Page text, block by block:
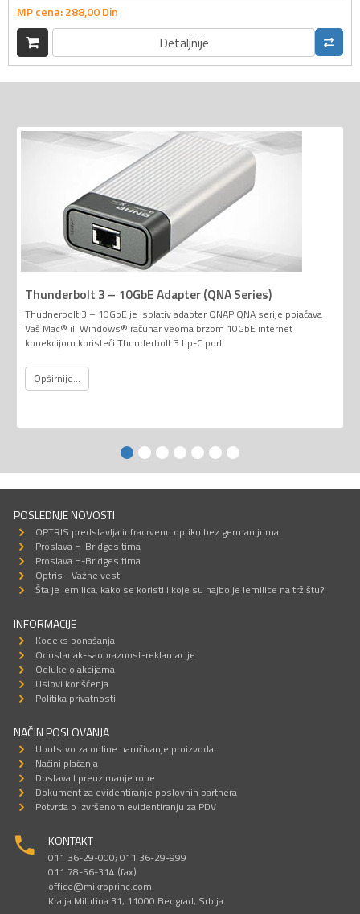
MP cena:288,00Din
Detaljnije
Thunderbolt 3 – 10GbE Adapter (QNA Series)
Thudnerbolt 3 – 10GbE je isplativ adapter QNAP QNA serije pojačava
Vaš Mac® ili Windows® računar veoma brzom 10GbE internet
konekcijom koristeći Thunderbolt 3 tip-C port.
Opširnije...
POSLEDNJE NOVOSTI
OPTRIS predstavlja infracrvenu optiku bez germanijuma
Proslava H-Bridges tima
Proslava H-Bridges tima
Optris - Važne vesti
Šta je lemilica, kako se koristi i koje su najbolje lemilice na tržištu?
INFORMACIJE
Kodeks ponašanja
Odustanak-saobraznost-reklamacije
Odluke o akcijama
Uslovi korišćenja
Politika privatnosti
NAČIN POSLOVANJA
Uputstvo za online naručivanje proizvoda
Načini plaćanja
Dostava I preuzimanje robe
Dokument za evidentiranje poslovnih partnera
Potvrda o izvršenom evidentiranju za PDV
KONTAKT
011 36-29-000; 011 36-29-999
011 78-56-314 (fax)
office@mikroprinc.com
Kralja Milutina 31, 11000 Beograd, Srbija